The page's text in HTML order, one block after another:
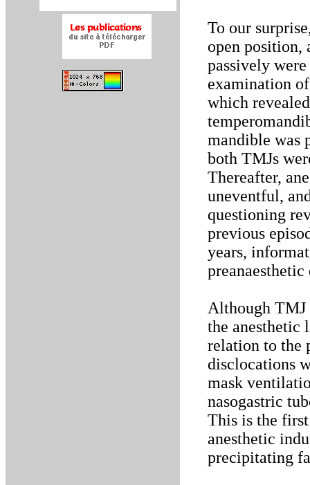
To our
open position,
passively
examination
which
mandible was
both TMJs
Thereafter,
uneventful,
questioning
previous
years,
Although TMJ
the anesthetic
relation to the
disclocations
mask
nasogastric
This is the
anesthetic
precipitating